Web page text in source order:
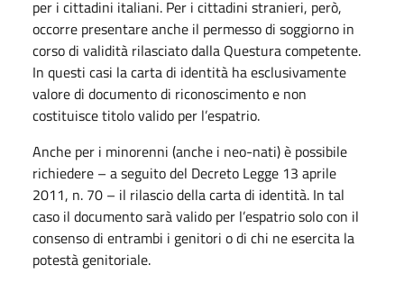
per i cittadini italiani. Per i cittadini stranieri, però,
occorre presentare anche il permesso di soggiorno in
corso di validità rilasciato dalla Questura competente.
In questi casi la carta di identità ha esclusivamente
valore di documento di riconoscimento e non
costituisce titolo valido per l’espatrio.
Anche per i minorenni (anche i neo-nati) è possibile
richiedere – a seguito del Decreto Legge 13 aprile
2011, n. 70 – il rilascio della carta di identità. In tal
caso il documento sarà valido per l’espatrio solo con il
consenso di entrambi i genitori o di chi ne esercita la
potestà genitoriale.